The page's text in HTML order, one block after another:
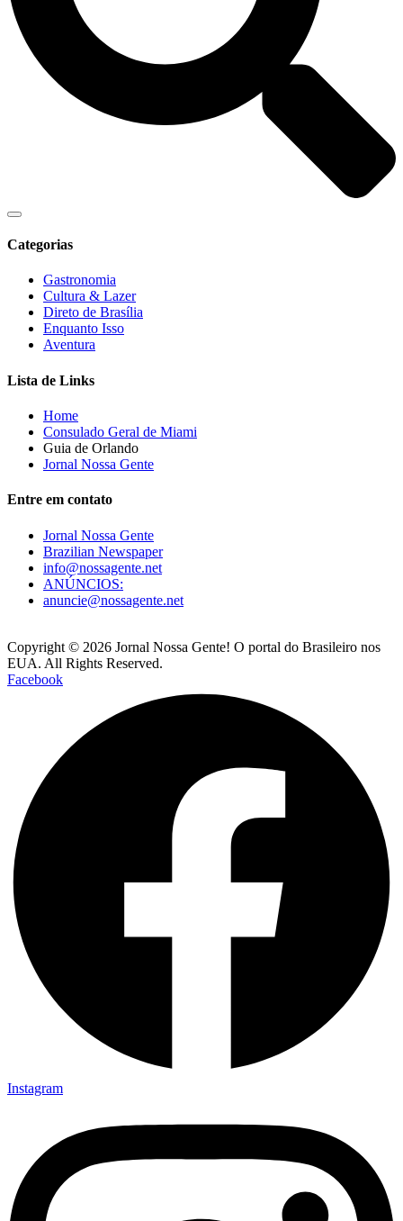
Categorias
Gastronomia
Cultura & Lazer
Direto de Brasília
Enquanto Isso
Aventura
Lista de Links
Home
Consulado Geral de Miami
Guia de Orlando
Jornal Nossa Gente
Entre em contato
Jornal Nossa Gente
Brazilian Newspaper
info@nossagente.net
ANÚNCIOS:
anuncie@nossagente.net
Copyright © 2026 Jornal Nossa Gente! O portal do Brasileiro nos
EUA. All Rights Reserved.
Facebook
Instagram